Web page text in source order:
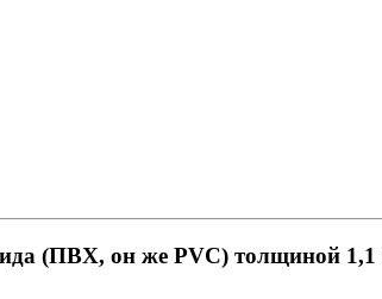
(ПВХ, он же PVC) толщиной 1,1